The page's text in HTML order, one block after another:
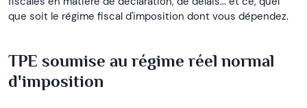
que soit le régime fiscal d'imposition dont vous dépendez.
TPE soumise au régime réel normal
d'imposition